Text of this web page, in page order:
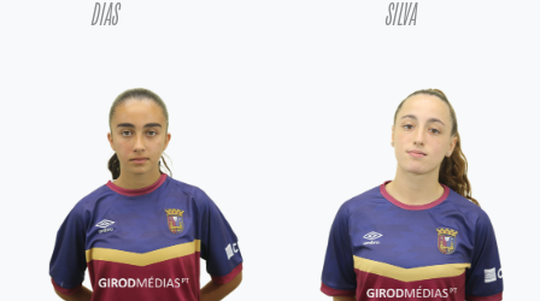
DIAS SILVA